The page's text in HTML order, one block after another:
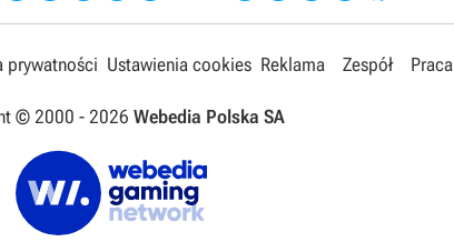
prywatności Ustawienia cookies Reklama Zespół Praca
© 2000 - 2026 Webedia Polska SA